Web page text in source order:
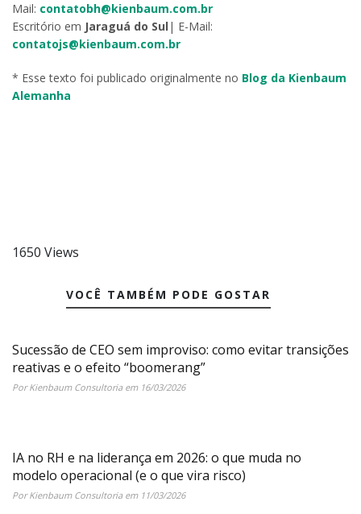
Mail: contatobh@kienbaum.com.br
Escritório em Jaraguá do Sul | E-Mail:
contatojs@kienbaum.com.br
* Esse texto foi publicado originalmente no Blog da Kienbaum
Alemanha
1650 Views
VOCÊ TAMBÉM PODE GOSTAR
Sucessão de CEO sem improviso: como evitar transições
reativas e o efeito “boomerang”
Por Kienbaum Consultoria em 16/03/2026
IA no RH e na liderança em 2026: o que muda no
modelo operacional (e o que vira risco)
Por Kienbaum Consultoria em 11/03/2026